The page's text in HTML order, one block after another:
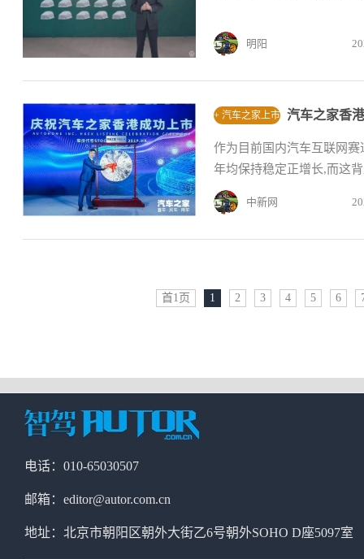
明阳
+ 汽车之家上市 汽车之家香
作为目前国内汽车互联网
年均保持稳定正增长,而这
中新网
首1页 1 2 3 4 5 6
电话：010-65030507
邮箱：editor@autor.com.cn
地址：北京市朝阳区朝外大街乙6号朝外SOHO D座5097室